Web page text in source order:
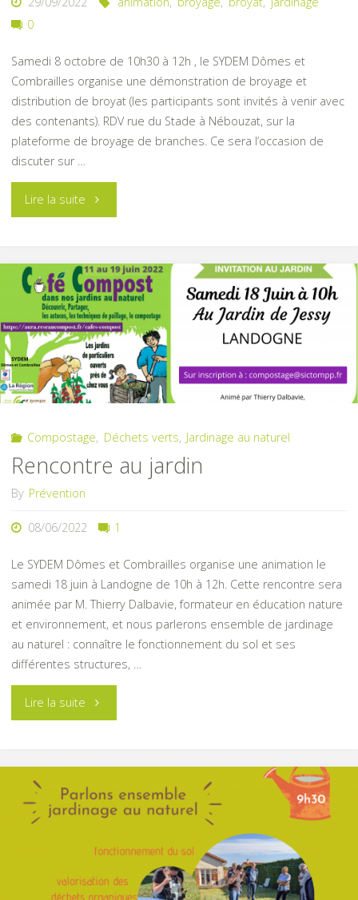
0
Samedi 8 octobre de 10h30 à 12h , le SYDEM Dômes et
Combrailles organise une démonstration de broyage et
distribution de broyat (les participants sont invités à venir avec
des contenants). RDV rue du Stade à Nébouzat, sur la
plateforme de broyage de branches. Ce sera l’occasion de
discuter sur …
Lire la suite"Animation
Compostage, Déchets verts, Jardinage au naturel
Rencontre au jardin
By Prévention
08/06/2022 1
Le SYDEM Dômes et Combrailles organise une animation le
samedi 18 juin à Landogne de 10h à 12h. Cette rencontre sera
animée par M. Thierry Dalbavie, formateur en éducation nature
et environnement, et nous parlerons ensemble de jardinage
au naturel : connaître le fonctionnement du sol et ses
différentes structures, …
Lire la suite"Rencontre
jardin"